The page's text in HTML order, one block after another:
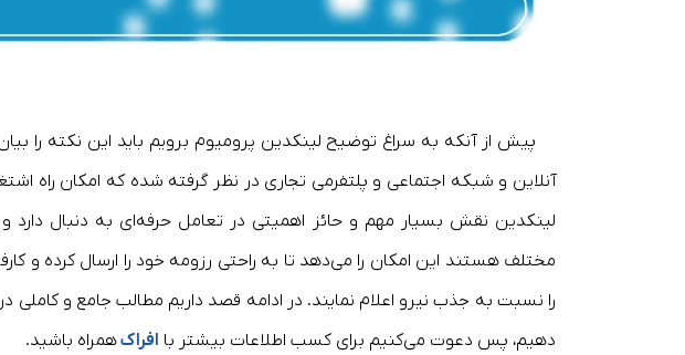
پیش از آنکه به سراغ توضیح لینکدین پرومیوم برویم باید این نکته را
آنلاین و شبکه اجتماعی و پلتفرمی تجاری در نظر گرفته شده که امکان راه
لینکدین نقش بسیار مهم و حائز اهمیتی در تعامل حرفه‌ای به دنبال
مختلف هستند این امکان را می‌دهد تا به راحتی رزومه خود را ارسال کرده و
را نسبت به جذب نیرو اعلام نمایند. در ادامه قصد داریم مطالب جامع و کاملی در
دهیم، پس دعوت می‌کنیم برای کسب اطلاعات بیشتر با افراکهمراه باشید.